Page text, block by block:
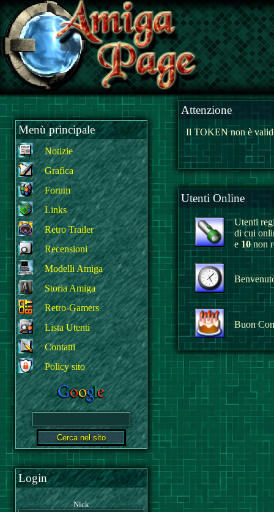
Menù principale
Notizie
Grafica
Forum
Links
Retro Trailer
Recensioni
Modelli Amiga
Storia Amiga
Retro-Gamers
Lista Utenti
Contatti
Policy sito
Login
Nick
Attenzione
Il TOKEN non è
Utenti Online
Utenti
di cui
e 10non
Buon